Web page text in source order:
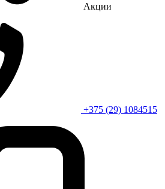
Акции
+375 (29) 1084515